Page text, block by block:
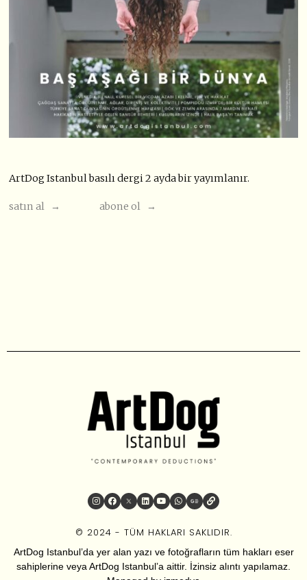
ArtDog Istanbul basılı dergi 2 ayda bir yayımlanır.
satın al → abone ol →
© 2024 - TÜM HAKLARI SAKLIDIR.
ArtDog Istanbul’da yer alan yazı ve fotoğrafların tüm hakları eser
sahiplerine veya ArtDog Istanbul’a aittir. İzinsiz alıntı yapılamaz.